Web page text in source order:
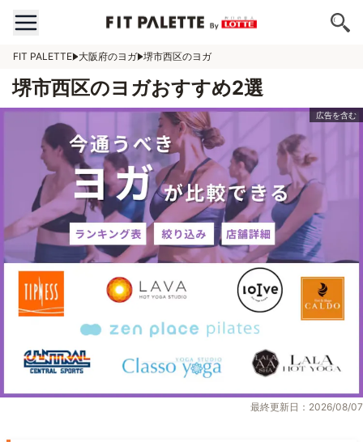
FIT PALETTE 大阪府のヨガ 堺市西区のヨガ
堺市西区のヨガおすすめ2選
最終更新日：2026/08/07